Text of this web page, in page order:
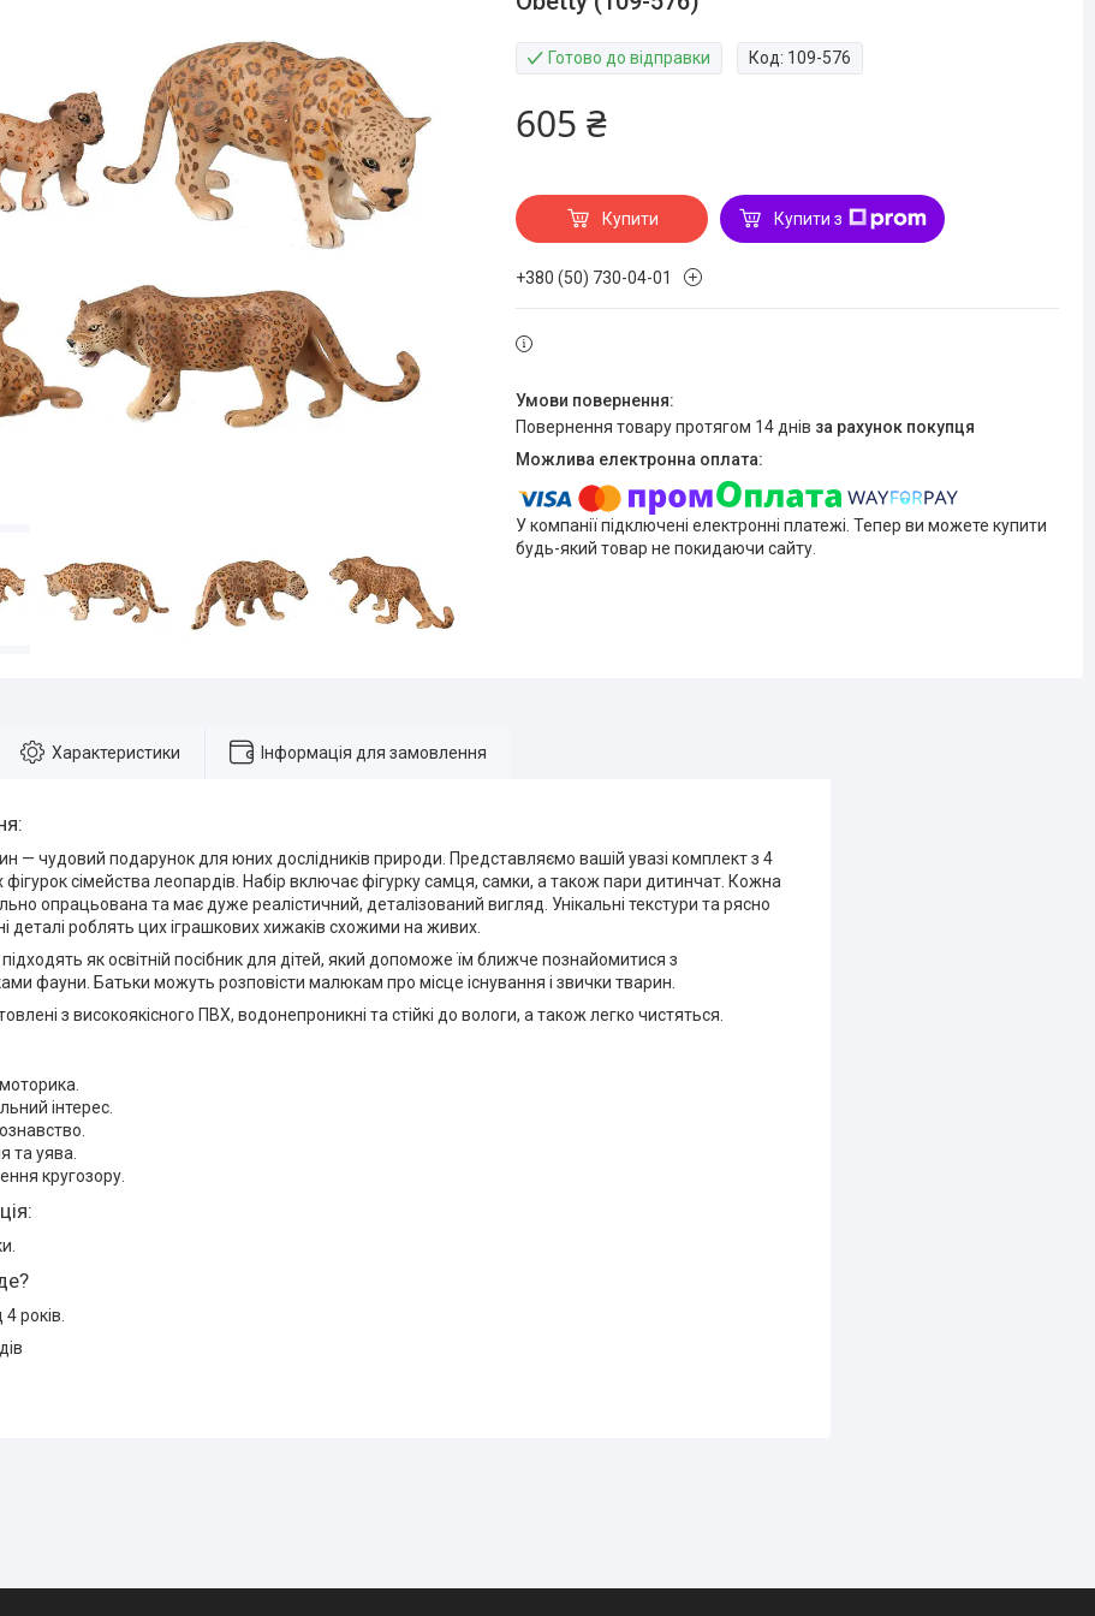
Готово до відправки Код: 109-576
605 ₴
Купити Купити з
+380 (50) 730-04-01
повернення товару протягом 14 днів за рахунок покупця
У компанії підключені електронні платежі. Тепер ви можете купити
будь-який товар не покидаючи сайту.
Характеристики Інформація для замовлення
— чудовий подарунок для юних дослідників природи. Представляємо вашій увазі комплект з 4
фігурок сімейства леопардів. Набір включає фігурку самця, самки, а також пари дитинчат. Кожна
опрацьована та має дуже реалістичний, деталізований вигляд. Унікальні текстури та рясно
деталі роблять цих іграшкових хижаків схожими на живих.
підходять як освітній посібник для дітей, який допоможе їм ближче познайомитися з
фауни. Батьки можуть розповісти малюкам про місце існування і звички тварин.
з високоякісного ПВХ, водонепроникні та стійкі до вологи, а також легко чистяться.
інтерес.
та уява.
кругозору.
років.